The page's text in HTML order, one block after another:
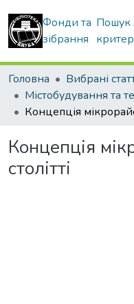
Фонди та
зібрання
Пошук
Головна
Концепція
столітті